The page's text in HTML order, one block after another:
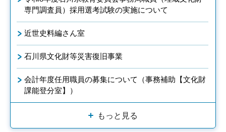
専門調査員）採用選考試験の実施について
近世史料編さん室
石川県文化財等災害復旧事業
会計年度任用職員の募集について（事務補助【文化財
課能登分室】）
もっと見る